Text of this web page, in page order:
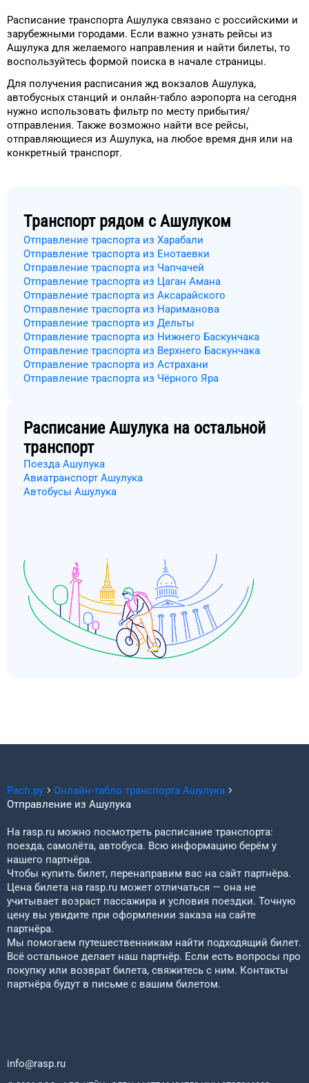
Расписание транспорта Ашулука связано с российскими и
зарубежными городами. Если важно узнать рейсы из
Ашулука для желаемого направления и найти билеты, то
воспользуйтесь формой поиска в начале страницы.
Для получения расписания жд вокзалов Ашулука,
автобусных станций и онлайн-табло аэропорта на сегодня
нужно использовать фильтр по месту прибытия/
отправления. Также возможно найти все рейсы,
отправляющиеся из Ашулука, на любое время дня или на
конкретный транспорт.
Транспорт рядом с Ашулуком
Отправление траспорта из Харабали
Отправление траспорта из Енотаевки
Отправление траспорта из Чапчачей
Отправление траспорта из Цаган Амана
Отправление траспорта из Аксарайского
Отправление траспорта из Нариманова
Отправление траспорта из Дельты
Отправление траспорта из Нижнего Баскунчака
Отправление траспорта из Верхнего Баскунчака
Отправление траспорта из Астрахани
Отправление траспорта из Чёрного Яра
РасписаниеАшулука на остальной
транспорт
Поезда Ашулука
Авиатранспорт Ашулука
Автобусы Ашулука
Расп.ру Онлайн-табло транспорта Ашулука
Отправление из Ашулука
На rasp.ru можно посмотреть расписание транспорта:
поезда, самолёта, автобуса. Всю информацию берём у
нашего партнёра.
Чтобы купить билет, перенаправим вас на сайт партнёра.
Цена билета на rasp.ru может отличаться — она не
учитывает возраст пассажира и условия поездки. Точную
цену вы увидите при оформлении заказа на сайте
партнёра.
Мы помогаем путешественникам найти подходящий билет.
Всё остальное делает наш партнёр. Если есть вопросы про
покупку или возврат билета, свяжитесь с ним. Контакты
партнёра будут в письме с вашим билетом.
info@rasp.ru